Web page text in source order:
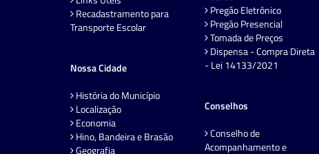
Recadastramento para
Transporte Escolar
Nossa Cidade
História do Município
Localização
Economia
Hino, Bandeira e Brasão
Geografia
Pregão Eletrônico
Pregão Presencial
Tomada de Preços
Dispensa - Compra Direta
- Lei 14133/2021
Conselhos
Conselho de
Acompanhamento e